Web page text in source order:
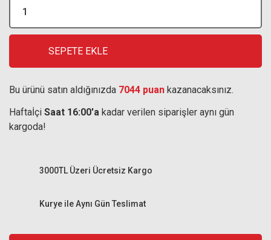
SEPETE EKLE
Bu ürünü satın aldığınızda 7044 puan kazanacaksınız.
Haftaİçi Saat 16:00'a kadar verilen siparişler aynı gün
kargoda!
Kurye ile Aynı Gün Teslimat
3000TL Üzeri Ücretsiz Kargo